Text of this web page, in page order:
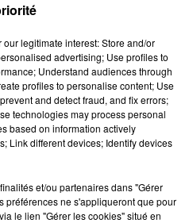
legitimate interest: Store and/or
advertising; Use profiles to
Understand audiences through
profiles to personalise content; Use
and detect fraud, and fix errors;
technologies may process personal
based on information actively
Link different devices; Identify devices
et/ou partenaires dans "Gérer
préférences ne s'appliqueront que pour
le lien "Gérer les cookies" situé en